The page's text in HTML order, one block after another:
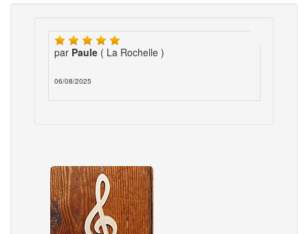
par Paule ( La Rochelle )
06/08/2025